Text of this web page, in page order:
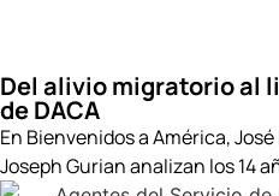
Del alivio migratorio al
de DACA
En Bienvenidos a América,
Joseph Gurian analizan los 14